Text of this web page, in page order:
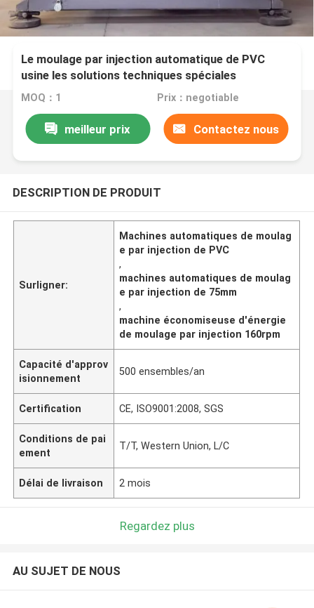
Le moulage par injection automatique de PVC
usine les solutions techniques spéciales
MOQ：1 Prix：negotiable
meilleur prix Contactez nous
DESCRIPTION DE PRODUIT
Surligner:
Machines automatiques de moulag
e par injection de PVC
,
machines automatiques de moulag
e par injection de 75mm
,
machine économiseuse d'énergie
de moulage par injection 160rpm
Capacité d'approv
isionnement
500 ensembles/an
Certification CE, ISO9001:2008, SGS
Conditions de pai
ement
T/T, Western Union, L/C
Délai de livraison 2 mois
Regardez plus
AU SUJET DE NOUS